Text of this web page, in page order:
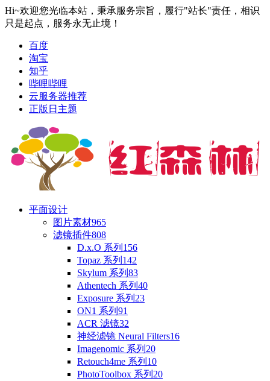
Hi~欢迎您光临本站，秉承服务宗旨，履行"站长"责任，相识
只是起点，服务永无止境！
百度
淘宝
知乎
哔哩哔哩
云服务器推荐
正版日主题
平面设计
图片素材965
滤镜插件808
D.x.O 系列 156
Topaz 系列 142
Skylum 系列 83
Athentech 系列 40
Exposure 系列 23
ON1 系列 91
ACR 滤镜32
神经滤镜 Neural Filters16
Imagenomic 系列 20
Retouch4me 系列 10
PhotoToolbox 系列 20